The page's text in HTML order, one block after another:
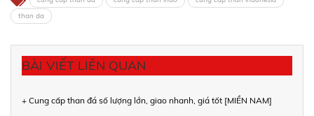
than da
BÀI VIẾT LIÊN QUAN
+ Cung cấp than đá số lượng lớn, giao nhanh, giá tốt [MIỀN NAM]